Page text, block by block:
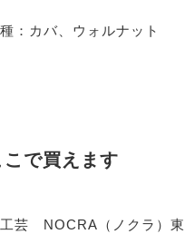
：カバ、ウォルナット
こで買えます
芸 NOCRA（ノクラ）